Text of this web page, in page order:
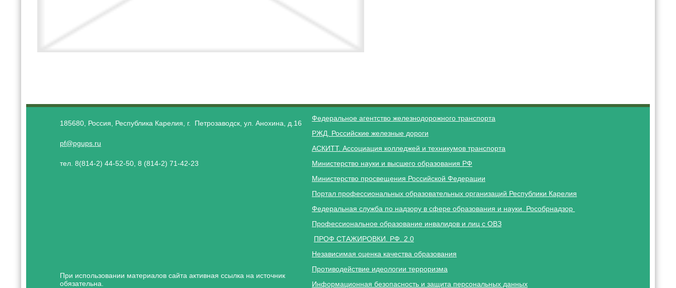
185680, Россия, Республика Карелия, г. Петрозаводск, ул. Анохина, д.16
Федеральное агентство железнодорожного транспорта
РЖД. Российские железные дороги
АСКИТТ. Ассоциация колледжей и техникумов транспорта
Министерство науки и высшего образования РФ
Министерство просвещения Российской Федерации
Портал профессиональных образовательных организаций Республики Карелия
Федеральная служба по надзору в сфере образования и науки. Рособрнадзор
Профессиональное образование инвалидов и лиц с ОВЗ
ПРОФ СТАЖИРОВКИ. РФ. 2.0
Независимая оценка качества образования
Противодействие идеологии терроризма
Информационная безопасность и защита персональных данных
pf@pgups.ru
тел. 8(814-2) 44-52-50, 8 (814-2) 71-42-23
При использовании материалов сайта активная ссылка на источник
обязательна.